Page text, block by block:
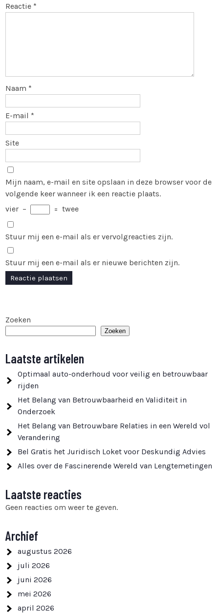
Reactie *
Naam *
E-mail *
Site
Mijn naam, e-mail en site opslaan in deze browser voor de
volgende keer wanneer ik een reactie plaats.
vier − = twee
Stuur mij een e-mail als er vervolgreacties zijn.
Stuur mij een e-mail als er nieuwe berichten zijn.
Zoeken
Zoeken
Laatste artikelen
Optimaal auto-onderhoud voor veilig en betrouwbaar
rijden
Het Belang van Betrouwbaarheid en Validiteit in
Onderzoek
Het Belang van Betrouwbare Relaties in een Wereld vol
Verandering
Bel Gratis het Juridisch Loket voor Deskundig Advies
Alles over de Fascinerende Wereld van Lengtemetingen
Laatste reacties
Geen reacties om weer te geven.
Archief
augustus 2026
juli 2026
juni 2026
mei 2026
april 2026